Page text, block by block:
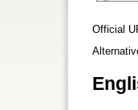
Official